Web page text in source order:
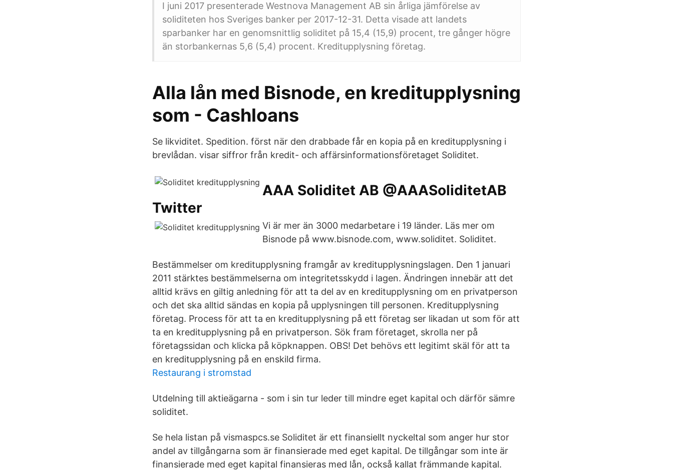
I juni 2017 presenterade Westnova Management AB sin årliga jämförelse av
soliditeten hos Sveriges banker per 2017-12-31. Detta visade att landets
sparbanker har en genomsnittlig soliditet på 15,4 (15,9) procent, tre gånger högre
än storbankernas 5,6 (5,4) procent. Kreditupplysning företag.
Alla lån med Bisnode, en kreditupplysning
som - Cashloans
Se likviditet. Spedition. först när den drabbade får en kopia på en kreditupplysning i
brevlådan. visar siffror från kredit- och affärsinformationsföretaget Soliditet.
AAA Soliditet AB @AAASoliditetAB
Twitter
Vi är mer än 3000 medarbetare i 19 länder. Läs mer om
Bisnode på www.bisnode.com, www.soliditet. Soliditet.
Bestämmelser om kreditupplysning framgår av kreditupplysningslagen. Den 1 januari
2011 stärktes bestämmelserna om integritetsskydd i lagen. Ändringen innebär att det
alltid krävs en giltig anledning för att ta del av en kreditupplysning om en privatperson
och det ska alltid sändas en kopia på upplysningen till personen. Kreditupplysning
företag. Process för att ta en kreditupplysning på ett företag ser likadan ut som för att
ta en kreditupplysning på en privatperson. Sök fram företaget, skrolla ner på
företagssidan och klicka på köpknappen. OBS! Det behövs ett legitimt skäl för att ta
en kreditupplysning på en enskild firma.
Restaurang i stromstad
Utdelning till aktieägarna - som i sin tur leder till mindre eget kapital och därför sämre
soliditet.
Se hela listan på vismaspcs.se Soliditet är ett finansiellt nyckeltal som anger hur stor
andel av tillgångarna som är finansierade med eget kapital. De tillgångar som inte är
finansierade med eget kapital finansieras med lån, också kallat främmande kapital.